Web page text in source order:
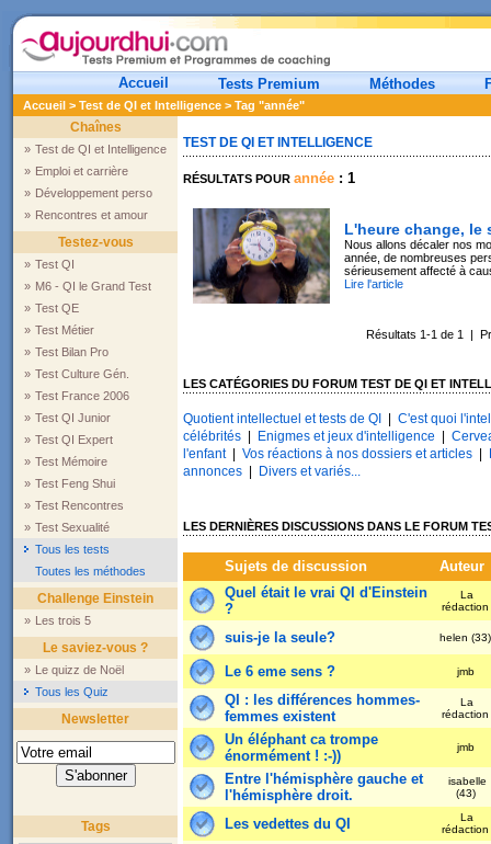
Accueil Tests Premium Méthodes
Accueil > Test de QI et Intelligence > Tag "année"
Chaînes
» Test de QI et Intelligence
» Emploi et carrière
» Développement perso
» Rencontres et amour
Testez-vous
» Test QI
» M6 - QI le Grand Test
» Test QE
» Test Métier
» Test Bilan Pro
» Test Culture Gén.
» Test France 2006
» Test QI Junior
» Test QI Expert
» Test Mémoire
» Test Feng Shui
» Test Rencontres
» Test Sexualité
Tous les tests
Toutes les méthodes
Challenge Einstein
» Les trois 5
Le saviez-vous ?
» Le quizz de Noël
Tous les Quiz
Newsletter
Tags
TEST DE QI ET INTELLIGENCE
RÉSULTATS POUR année : 1
L'heure change, le
Nous allons décaler nos
année, de nombreuses
sérieusement affecté à
Lire l'article
Résultats 1-1 de 1 |
LES CATÉGORIES DU FORUM TEST DE QI ET
Quotient intellectuel et tests de QI
C'est quoi
célébrités
Enigmes et jeux d'intelligence
l'enfant| Vos réactions à nos dossiers et articles
annonces
Divers et variés...
LES DERNIÈRES DISCUSSIONS DANS LE FORUM
Sujets de discussion
Auteur
Quel était le vrai QI d'Einstein
?
La
rédaction
suis-je la seule? helen
Le 6 eme sens ? jmb
QI : les différences hommes-
femmes existent
La
rédaction
Un éléphant ca trompe
énormément ! :-))
jmb
Entre l'hémisphère gauche et
l'hémisphère droit.
isabelle
(43)
Les vedettes du QI
La
rédaction